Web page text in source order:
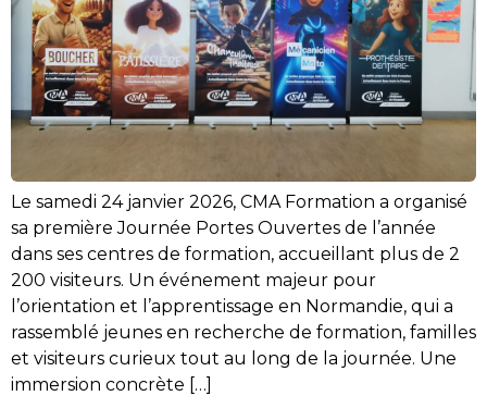
Le samedi 24 janvier 2026, CMA Formation a organisé
sa première Journée Portes Ouvertes de l’année
dans ses centres de formation, accueillant plus de 2
200 visiteurs. Un événement majeur pour
l’orientation et l’apprentissage en Normandie, qui a
rassemblé jeunes en recherche de formation, familles
et visiteurs curieux tout au long de la journée. Une
immersion concrète […]